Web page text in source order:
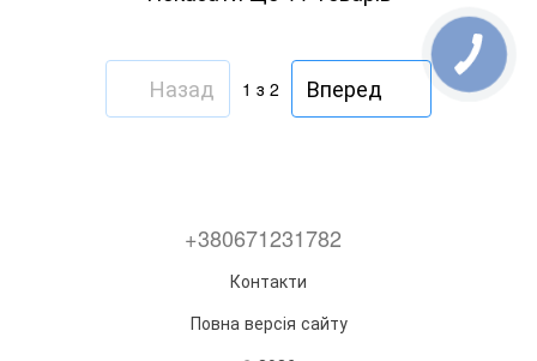
Назад 1 з 2 Вперед
+380671231782
Контакти
Повна версія сайту